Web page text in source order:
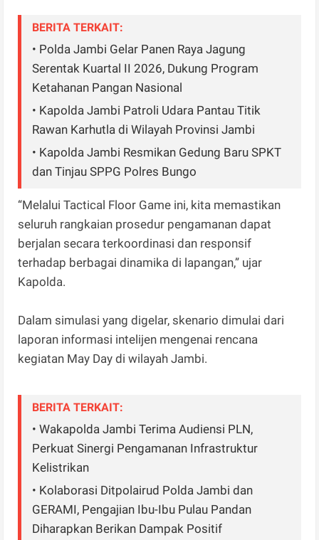
BERITA TERKAIT:
• Polda Jambi Gelar Panen Raya Jagung
Serentak Kuartal II 2026, Dukung Program
Ketahanan Pangan Nasional
• Kapolda Jambi Patroli Udara Pantau Titik
Rawan Karhutla di Wilayah Provinsi Jambi
• Kapolda Jambi Resmikan Gedung Baru SPKT
dan Tinjau SPPG Polres Bungo
“Melalui Tactical Floor Game ini, kita memastikan
seluruh rangkaian prosedur pengamanan dapat
berjalan secara terkoordinasi dan responsif
terhadap berbagai dinamika di lapangan,” ujar
Kapolda.
Dalam simulasi yang digelar, skenario dimulai dari
laporan informasi intelijen mengenai rencana
kegiatan May Day di wilayah Jambi.
BERITA TERKAIT:
• Wakapolda Jambi Terima Audiensi PLN,
Perkuat Sinergi Pengamanan Infrastruktur
Kelistrikan
• Kolaborasi Ditpolairud Polda Jambi dan
GERAMI, Pengajian Ibu-Ibu Pulau Pandan
Diharapkan Berikan Dampak Positif